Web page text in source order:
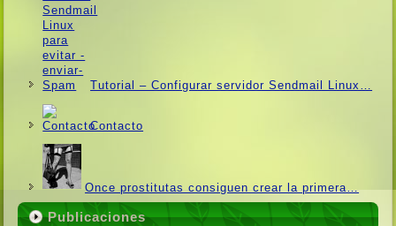
Tutorial – Configurar servidor Sendmail Linux…
Contacto
Once prostitutas consiguen crear la primera…
Publicaciones